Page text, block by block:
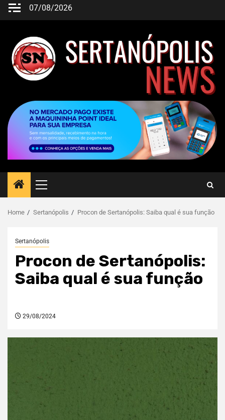
07/08/2026
Home Sertanópolis Procon de Sertanópolis: Saiba qual é sua função
Sertanópolis
Procon de Sertanópolis:
Saiba qual é sua função
29/08/2024